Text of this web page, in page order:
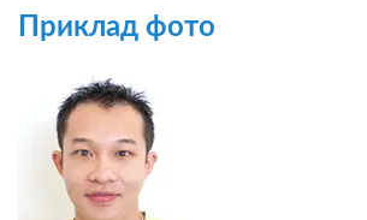
Приклад фото